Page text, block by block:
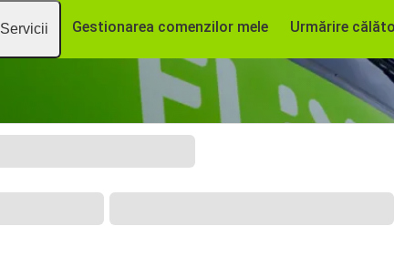
Servicii Gestionarea comenzilor mele Urmărire